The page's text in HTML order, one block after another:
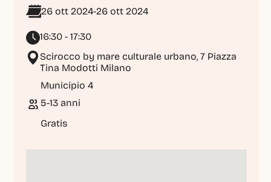
26 ott 2024-26 ott 2024
16:30 - 17:30
Scirocco by mare culturale urbano, 7 Piazza
Tina Modotti Milano
Municipio 4
5-13 anni
Gratis